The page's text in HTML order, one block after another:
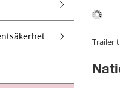
Trailer